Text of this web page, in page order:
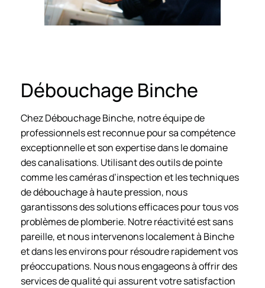
Débouchage Binche
Chez Débouchage Binche, notre équipe de
professionnels est reconnue pour sa compétence
exceptionnelle et son expertise dans le domaine
des canalisations. Utilisant des outils de pointe
comme les caméras d’inspection et les techniques
de débouchage à haute pression, nous
garantissons des solutions efficaces pour tous vos
problèmes de plomberie. Notre réactivité est sans
pareille, et nous intervenons localement à Binche
et dans les environs pour résoudre rapidement vos
préoccupations. Nous nous engageons à offrir des
services de qualité qui assurent votre satisfaction